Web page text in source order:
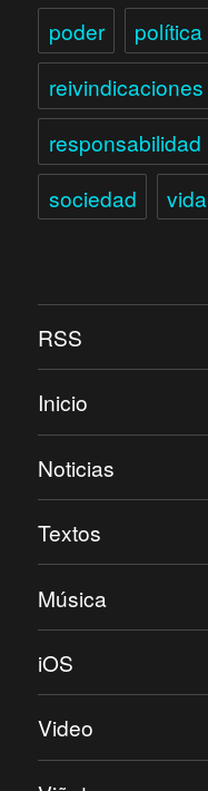
poder
política
reivindicaciones
responsabilidad
sociedad
vida
RSS
Inicio
Noticias
Textos
Música
iOS
Video